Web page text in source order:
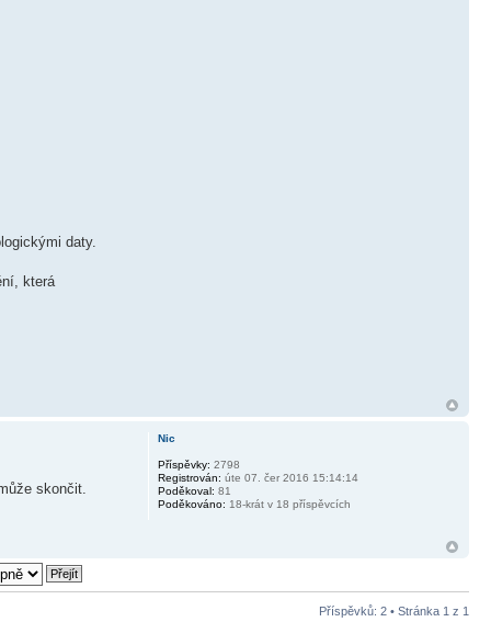
daty.
která
skončit.
Nic
Příspěvky: 2798
Registrován: úte 07. čer 2016 15:14:14
Poděkoval: 81
Poděkováno: 18-krát v 18 příspěvcích
Příspěvků: 2 • Stránka 1 z 1